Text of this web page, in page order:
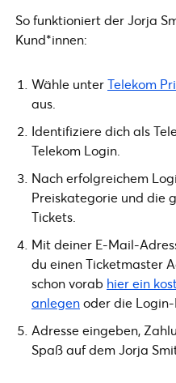
So funktioniert der Jorja
Kund*innen:
Wähle unterTelekom
aus.
Identifiziere dich als
Telekom Login.
Nach erfolgreichem
Preiskategorie und die
Tickets.
Mit deiner E-Mail-
du einen Ticketmaster
schon vorab hier ein
anlegenoder die
Adresse eingeben,
Spaß auf dem Jorja